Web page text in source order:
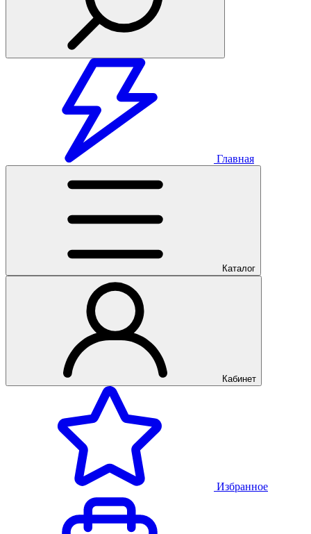
Главная
Каталог
Кабинет
Избранное